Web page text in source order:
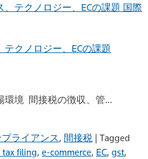
国際
クノロジー、ECの課題
環境 間接税の徴収、管…
ライアンス, 間接税 | Tagged
filing, e-commerce, EC, gst,